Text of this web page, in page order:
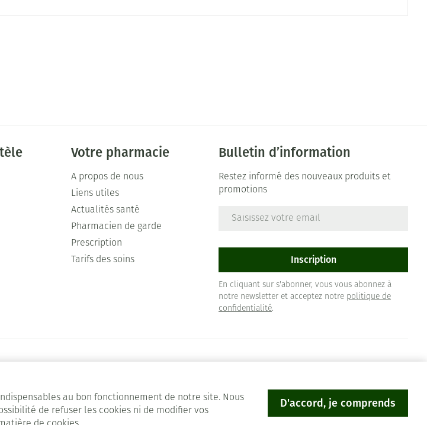
au bon fonctionnement de notre site. Nous
de refuser les cookies ni de modifier vos
D'accord, je comprends
Votre pharmacie
A propos de nous
Liens utiles
Actualités santé
Pharmacien de garde
Prescription
Tarifs des soins
Bulletin d’information
Restez informé des nouveaux produits et
promotions
Inscription
En cliquant sur s'abonner, vous vous abonnez à
notre newsletter et acceptez notre politique de
confidentialité.